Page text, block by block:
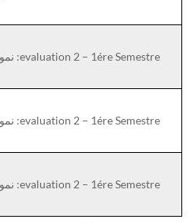
evaluation 2 – 1ére Semestre: نمودج 3
evaluation 2 – 1ére Semestre: نمودج 4
evaluation 2 – 1ére Semestre: نمودج 5